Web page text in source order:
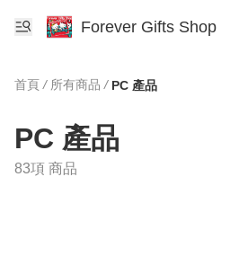
Forever Gifts Shop
首頁 / 所有商品 / PC 產品
PC 產品
83項 商品